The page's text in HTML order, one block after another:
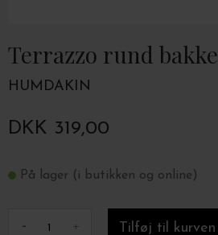
Terrazzo rund bakke
HUMDAKIN
DKK 319,00
På lager (i butikken og online)
- +